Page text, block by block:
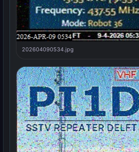
202604090534.jpg